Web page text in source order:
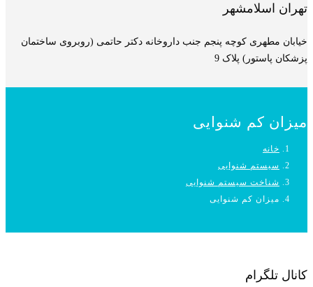
تهران اسلامشهر
خیابان مطهری کوچه پنجم جنب داروخانه دکتر حاتمی (روبروی ساختمان
پزشکان پاستور) پلاک 9
میزان کم شنوایی
خانه
سیستم شنوایی
شناخت سیستم شنوایی
میزان کم شنوایی
کانال تلگرام